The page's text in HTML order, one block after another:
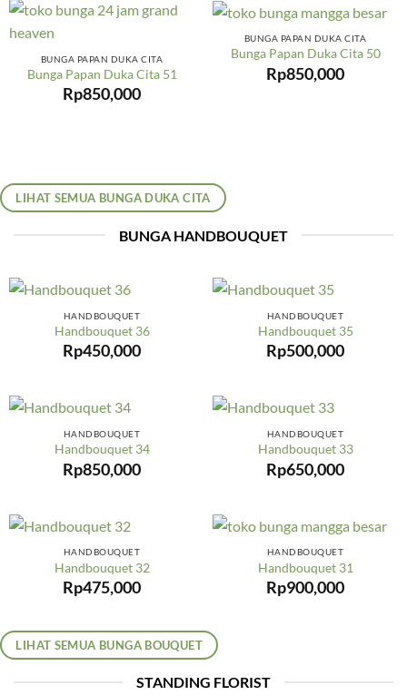
BUNGA PAPAN DUKA CITA
Bunga Papan Duka Cita 51
Rp850,000
BUNGA PAPAN DUKA CITA
Bunga Papan Duka Cita 50
Rp850,000
LIHAT SEMUA BUNGA DUKA CITA
BUNGA HANDBOUQUET
HANDBOUQUET
Handbouquet 36
Rp450,000
HANDBOUQUET
Handbouquet 35
Rp500,000
HANDBOUQUET
Handbouquet 34
Rp850,000
HANDBOUQUET
Handbouquet 33
Rp650,000
HANDBOUQUET
Handbouquet 32
Rp475,000
HANDBOUQUET
Handbouquet 31
Rp900,000
LIHAT SEMUA BUNGA BOUQUET
STANDING FLORIST